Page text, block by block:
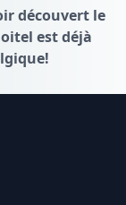
découvert le
est déjà